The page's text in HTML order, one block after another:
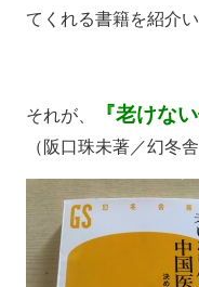
てくれる書籍を紹介い
それが、 『老けな
（阪口珠未著／幻冬